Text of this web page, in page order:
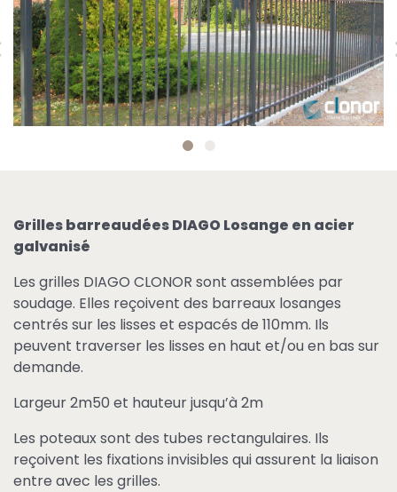
Grilles barreaudées DIAGO Losange en acier
galvanisé
Les grilles DIAGO CLONOR sont assemblées par
soudage. Elles reçoivent des barreaux losanges
centrés sur les lisses et espacés de 110mm. Ils
peuvent traverser les lisses en haut et/ou en bas sur
demande.
Largeur 2m50 et hauteur jusqu’à 2m
Les poteaux sont des tubes rectangulaires. Ils
reçoivent les fixations invisibles qui assurent la liaison
entre avec les grilles.